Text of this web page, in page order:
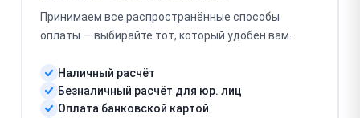
Принимаем все распространённые способы
оплаты — выбирайте тот, который удобен вам.
Наличный расчёт
Безналичный расчёт для юр. лиц
Оплата банковской картой